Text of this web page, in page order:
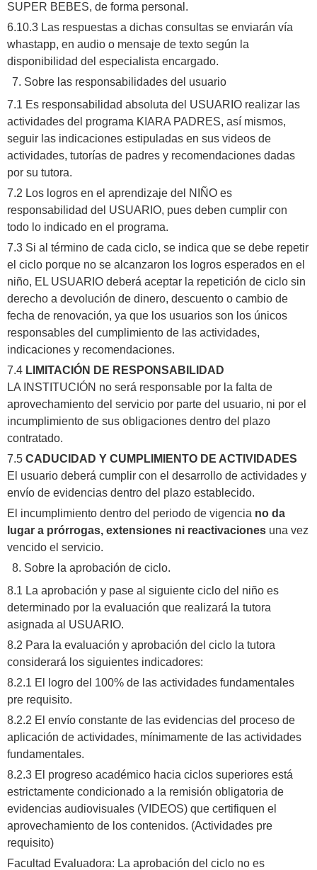
SUPER BEBES, de forma personal.
6.10.3 Las respuestas a dichas consultas se enviarán vía
whastapp, en audio o mensaje de texto según la
disponibilidad del especialista encargado.
Sobre las responsabilidades del usuario
7.1 Es responsabilidad absoluta del USUARIO realizar las
actividades del programa KIARA PADRES, así mismos,
seguir las indicaciones estipuladas en sus videos de
actividades, tutorías de padres y recomendaciones dadas
por su tutora.
7.2 Los logros en el aprendizaje del NIÑO es
responsabilidad del USUARIO, pues deben cumplir con
todo lo indicado en el programa.
7.3 Si al término de cada ciclo, se indica que se debe repetir
el ciclo porque no se alcanzaron los logros esperados en el
niño, EL USUARIO deberá aceptar la repetición de ciclo sin
derecho a devolución de dinero, descuento o cambio de
fecha de renovación, ya que los usuarios son los únicos
responsables del cumplimiento de las actividades,
indicaciones y recomendaciones.
7.4 LIMITACIÓN DE RESPONSABILIDAD
LA INSTITUCIÓN no será responsable por la falta de
aprovechamiento del servicio por parte del usuario, ni por el
incumplimiento de sus obligaciones dentro del plazo
contratado.
7.5 CADUCIDAD Y CUMPLIMIENTO DE ACTIVIDADES
El usuario deberá cumplir con el desarrollo de actividades y
envío de evidencias dentro del plazo establecido.
El incumplimiento dentro del periodo de vigencia no da
lugar a prórrogas, extensiones ni reactivaciones una vez
vencido el servicio.
Sobre la aprobación de ciclo.
8.1 La aprobación y pase al siguiente ciclo del niño es
determinado por la evaluación que realizará la tutora
asignada al USUARIO.
8.2 Para la evaluación y aprobación del ciclo la tutora
considerará los siguientes indicadores:
8.2.1 El logro del 100% de las actividades fundamentales
pre requisito.
8.2.2 El envío constante de las evidencias del proceso de
aplicación de actividades, mínimamente de las actividades
fundamentales.
8.2.3 El progreso académico hacia ciclos superiores está
estrictamente condicionado a la remisión obligatoria de
evidencias audiovisuales (VIDEOS) que certifiquen el
aprovechamiento de los contenidos. (Actividades pre
requisito)
​Facultad Evaluadora: La aprobación del ciclo no es